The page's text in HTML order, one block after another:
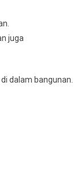
dalam bangunan.